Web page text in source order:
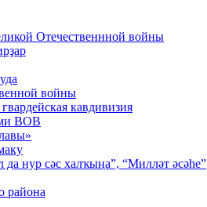
Отечественнной войны
войны
кавдивизия
ВОВ
нур сәс халҡыңа”, “Милләт әсәһе”
района